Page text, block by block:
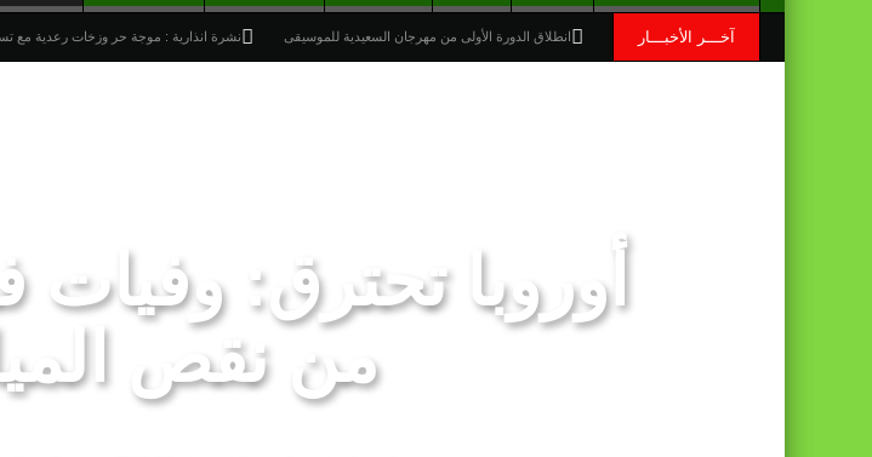
آخـــر الأخبـــار انطلاق الدورة الأولى من مهرجان السعيدية للموسيقى نشرة انذارية : موجة حر وزخات رعدية مع
برقية تهنئة إلى جلالة الملك من المدير العام لمنظمة “إيسيسكو” بمناسبة عيد العرش المجيد
الأحداث التي شهدتها نقاط العبور المؤدية إلى سبتة ومليلية جاءت نتيجة عوامل متداخلة في مقدمتها
أوروبا تحترق: وفيات
من نقص